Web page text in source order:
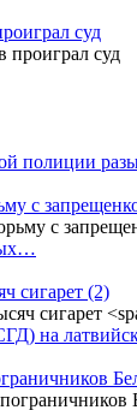
суд
полиции
с
сигарет (2)
на